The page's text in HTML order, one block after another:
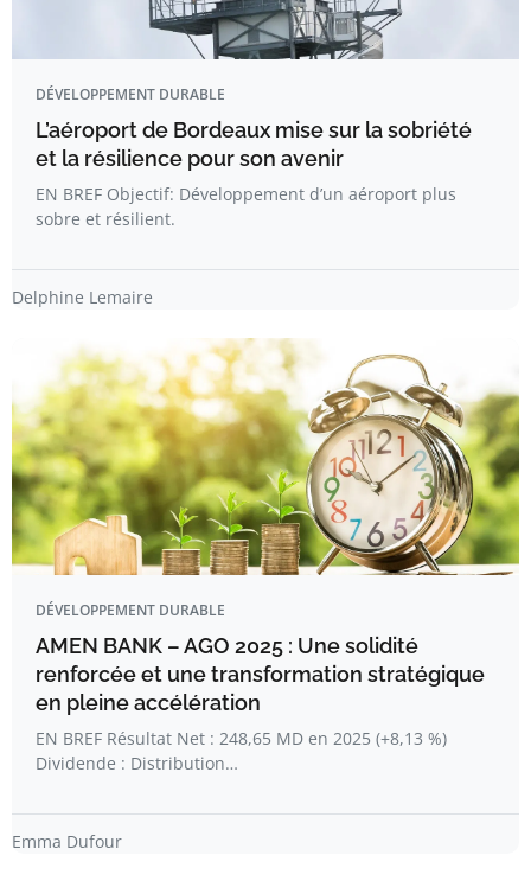
DÉVELOPPEMENT DURABLE
L’aéroport de Bordeaux mise sur la sobriété
et la résilience pour son avenir
EN BREF Objectif: Développement d’un aéroport plus
sobre et résilient.
Delphine Lemaire
DÉVELOPPEMENT DURABLE
AMEN BANK – AGO 2025 : Une solidité
renforcée et une transformation stratégique
en pleine accélération
EN BREF Résultat Net : 248,65 MD en 2025 (+8,13 %)
Dividende : Distribution…
Emma Dufour